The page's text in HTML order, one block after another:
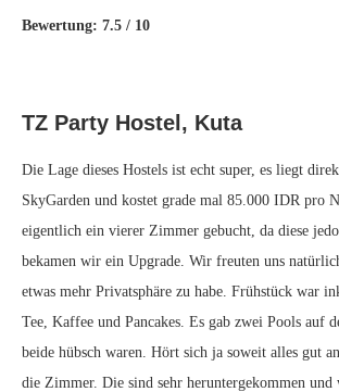
Bewertung: 7.5 / 10
TZ Party Hostel, Kuta
Die Lage dieses Hostels ist echt super, es liegt
SkyGarden und kostet grade mal 85.000 IDR pro
eigentlich ein vierer Zimmer gebucht, da diese
bekamen wir ein Upgrade. Wir freuten uns
etwas mehr Privatsphäre zu habe. Frühstück war
Tee, Kaffee und Pancakes. Es gab zwei Pools auf
beide hübsch waren. Hört sich ja soweit alles gut
die Zimmer. Die sind sehr heruntergekommen